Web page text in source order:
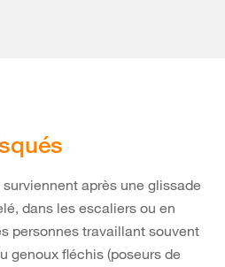
après une glissade
dans les escaliers ou en
personnes travaillant souvent
genoux fléchis (poseurs de